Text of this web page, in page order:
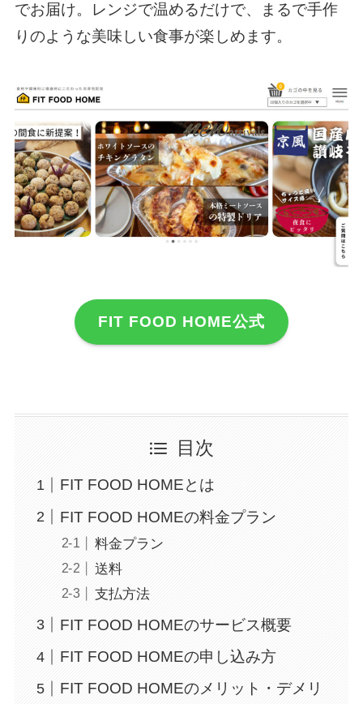
でお届け。レンジで温めるだけで、まるで手作
りのような美味しい食事が楽しめます。
FIT FOOD HOME公式
目次
FIT FOOD HOMEとは
FIT FOOD HOMEの料金プラン
料金プラン
送料
支払方法
FIT FOOD HOMEのサービス概要
FIT FOOD HOMEの申し込み方
FIT FOOD HOMEのメリット・デメリ